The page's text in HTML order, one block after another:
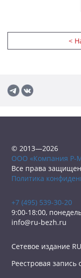
<
© 2013—2026
ООО «Компания Р-
Все права
Политика
+7 (495) 539-30-20
9:00-18:00,
info@ru-bezh.ru
Сетевое издание
Реестровая